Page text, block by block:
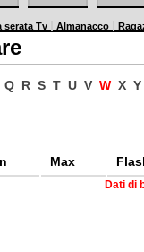
serata Tv Almanacco
Q R S T U V W X Y
Max
Dati di